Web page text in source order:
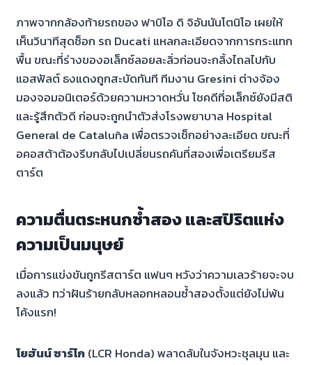
ภาพจากกล้องท้ายรถของ ฟาบิโอ ดิ จิอันนันโตนิโอ เผยให้
เห็นวินาทีสุดช็อก รถ Ducati แหลกละเอียดจากการกระแทก
พื้น ขณะที่ร่างของอเล็กซ์ลอยละลิ่วก่อนจะกลิ้งไถลไปกับ
แอสฟัลต์ ธงแดงถูกสะบัดทันที ทีมงาน Gresini ต่างจ้อง
มองจอมอนิเตอร์ด้วยความหวาดหวั่น โชคดีที่อเล็กซ์ยังมีสติ
และรู้สึกตัวดี ก่อนจะถูกนำตัวส่งโรงพยาบาล Hospital
General de Cataluña เพื่อตรวจเช็กอย่างละเอียด ขณะที่
อคอสต้าต้องรีบกลับไปเปลี่ยนรถคันที่สองเพื่อเตรียมรีส
ตาร์ต
ความตื่นตระหนกซ้ำสอง และสปิริตแห่ง
ความเป็นมนุษย์
เมื่อการแข่งขันถูกรีสตาร์ต แฟนๆ หวังว่าความเลวร้ายจะจบ
ลงแล้ว ทว่าฝันร้ายกลับหลอกหลอนซ้ำสองตั้งแต่ยังไม่พ้น
โค้งแรก!
โยฮันน์ ซาร์โก(LCR Honda) พลาดล้มในจังหวะชุลมุน และ